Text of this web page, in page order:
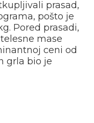
prasad,
pošto je
Pored prasadi,
mase
ceni od
grla bio je